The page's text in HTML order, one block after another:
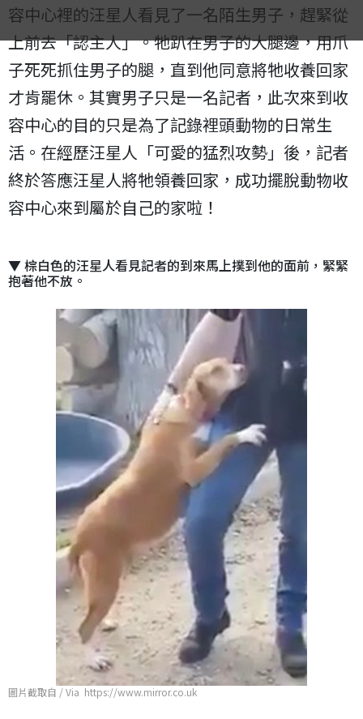
容中心裡的汪星人看見了一名陌生男子，趕緊從
上前去「認主人」。牠趴在男子的大腿邊，用爪
子死死抓住男子的腿，直到他同意將牠收養回家
才肯罷休。其實男子只是一名記者，此次來到收
容中心的目的只是為了記錄裡頭動物的日常生
活。在經歷汪星人「可愛的猛烈攻勢」後，記者
終於答應汪星人將牠領養回家，成功擺脫動物收
容中心來到屬於自己的家啦！
▼ 棕白色的汪星人看見記者的到來馬上撲到他的面前，緊緊
抱著他不放。
圖片截取自 / Via https://www.mirror.co.uk